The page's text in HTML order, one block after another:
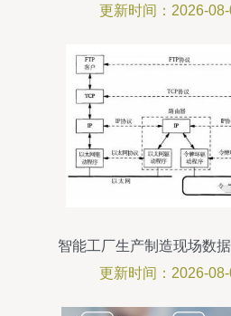
更新时间：2026-
智能工厂生产制造现场数
更新时间：2026-